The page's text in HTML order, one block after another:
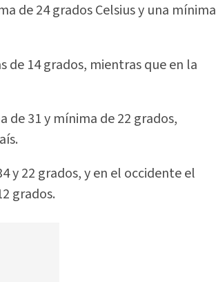
de 24 grados Celsius y una mínima
de 14 grados, mientras que en la
31 y mínima de 22 grados,
y 22 grados, y en el occidente el
grados.